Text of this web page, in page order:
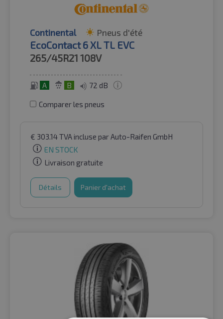
Continental Pneus d'été
EcoContact 6 XL TL EVC
265/45R21 108V
A B 72 dB
Comparer les pneus
€ 303.14TVA incluse par Auto-Raifen GmbH
EN STOCK
Livraison gratuite
Détails Panier d'achat